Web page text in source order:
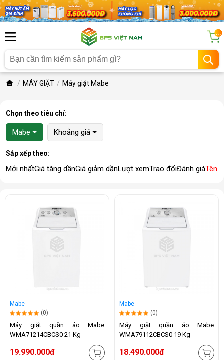
...
MÁY GIẶT Máy giặt Mabe
Chọn theo tiêu chí:
Mabe Khoảng giá
Sắp xếp theo:
Mới nhấtGiá tăng dầnGiá giảm dầnLượt xemTrao đổiĐánh giáTên
Mabe
(0)
Máy giặt quần áo Mabe
WMA71214CBCS0 21 Kg
19.990.000đ
Mabe
(0)
Máy giặt quần áo Mabe
WMA79112CBCS0 19 Kg
18.490.000đ